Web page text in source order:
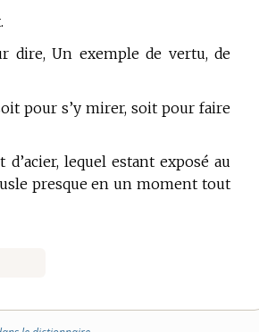
dire, Un exemple de vertu, de
pour s’y mirer, soit pour faire
lequel estant exposé au
presque en un moment tout